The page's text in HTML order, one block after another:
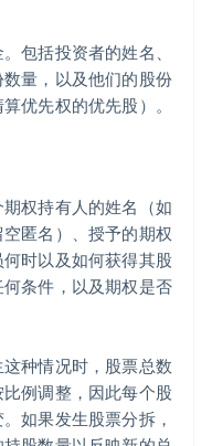
包括投资者的姓名、
量，以及他们的股份
优先权的优先股）。
权持有人的姓名（如
匿名）、授予的期权
时以及如何获得其股
条件，以及期权是否
种情况时，股票总数
例调整，因此每个股
如果发生股票分拆，